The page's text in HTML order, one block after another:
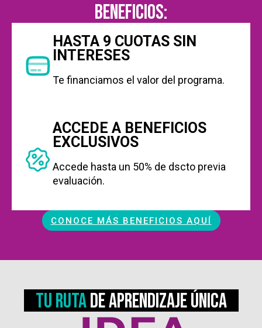
beneficios:
HASTA 9 CUOTAS SIN
INTERESES
Te financiamos el valor del programa.
ACCEDE A BENEFICIOS
EXCLUSIVOS
Accede hasta un 50% de dscto previa
evaluación.
CONOCE MÁS BENEFICIOS AQUÍ
tu rutade aprendizaje única